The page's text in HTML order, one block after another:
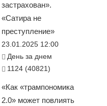
застрахован».
«Сатира не
преступление»
23.01.2025 12:00
День за днем
1124 (40821)
«Как «трампономика
2.0» может повлиять